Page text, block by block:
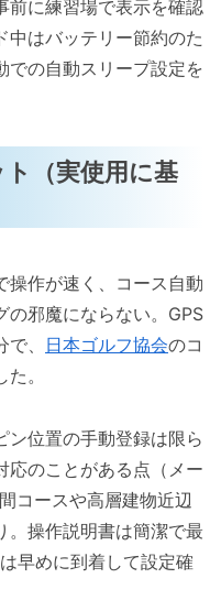
前に練習場で表示を確認
中はバッテリー節約のた
での自動スリープ設定を
（実使用に基
操作が速く、コース自動
の邪魔にならない。GPS
、 日本ゴルフ協会のコ
。
ン位置の手動登録は限ら
応のことがある点（メー
コースや高層建物近辺
。操作説明書は簡潔で最
早めに到着して設定確